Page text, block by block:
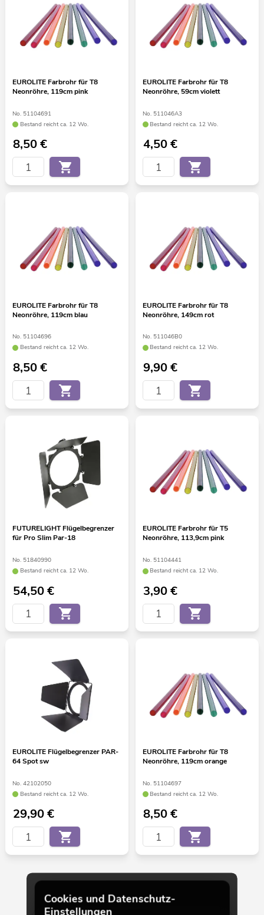
EUROLITE Farbrohr für T8
Neonröhre, 119cm pink
No. 51104691
Bestand reicht ca. 12 Wo.
8,50€
EUROLITE Farbrohr für T8
Neonröhre, 59cm violett
No. 511046A3
Bestand reicht ca. 12 Wo.
4,50€
EUROLITE Farbrohr für T8
Neonröhre, 119cm blau
No. 51104696
Bestand reicht ca. 12 Wo.
8,50€
EUROLITE Farbrohr für T8
Neonröhre, 149cm rot
No. 511046B0
Bestand reicht ca. 12 Wo.
9,90€
FUTURELIGHT Flügelbegrenzer
für Pro Slim Par-18
No. 51840990
Bestand reicht ca. 12 Wo.
54,50€
EUROLITE Farbrohr für T5
Neonröhre, 113,9cm pink
No. 51104441
Bestand reicht ca. 12 Wo.
3,90€
EUROLITE Flügelbegrenzer PAR-
64 Spot sw
No. 42102050
Bestand reicht ca. 12 Wo.
29,90€
EUROLITE Farbrohr für T8
Neonröhre, 119cm orange
No. 51104697
Bestand reicht ca. 12 Wo.
8,50€
30 von 155
Cookies und Datenschutz-
Einstellungen